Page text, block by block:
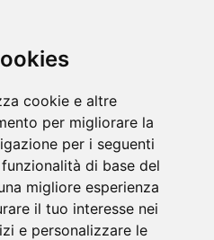
cookie e altre
per migliorare la
per i seguenti
di base del
migliore esperienza
il tuo interesse nei
e personalizzare le